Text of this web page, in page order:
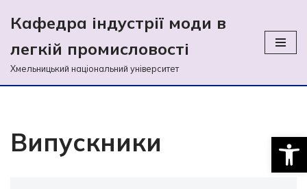
Перейти
до
вмісту
Кафедра індустрії моди в
легкій промиcловості
Хмельницький національний університет
Випускники